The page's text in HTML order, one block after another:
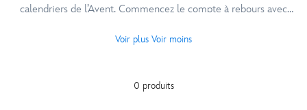
calendriers de l’Avent. Commencez le compte à rebours avec
Voir plus Voir moins
0 produits